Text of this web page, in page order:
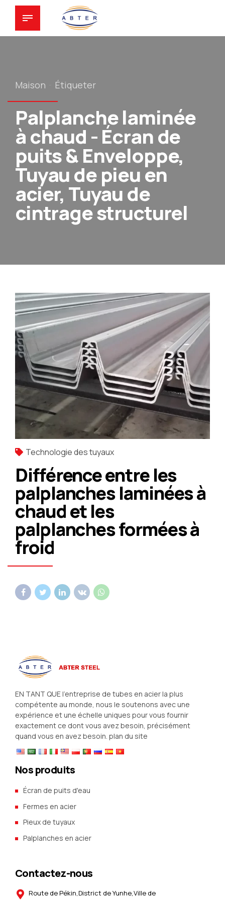
Maison Étiqueter
Palplanche laminée
à chaud - Écran de
puits & Enveloppe,
Tuyau de pieu en
acier, Tuyau de
cintrage structurel
Technologie des tuyaux
Différence entre les
palplanches laminées à
chaud et les
palplanches formées à
froid
EN TANT QUE l’entreprise de tubes en acier la plus
compétente au monde, nous le soutenons avec une
expérience et une échelle uniques pour vous fournir
exactement ce dont vous avez besoin, précisément
quand vous en avez besoin. plan du site
Nos produits
Écran de puits d'eau
Fermes en acier
Pieux de tuyaux
Palplanches en acier
Contactez-nous
Route de Pékin,District de Yunhe,Ville de